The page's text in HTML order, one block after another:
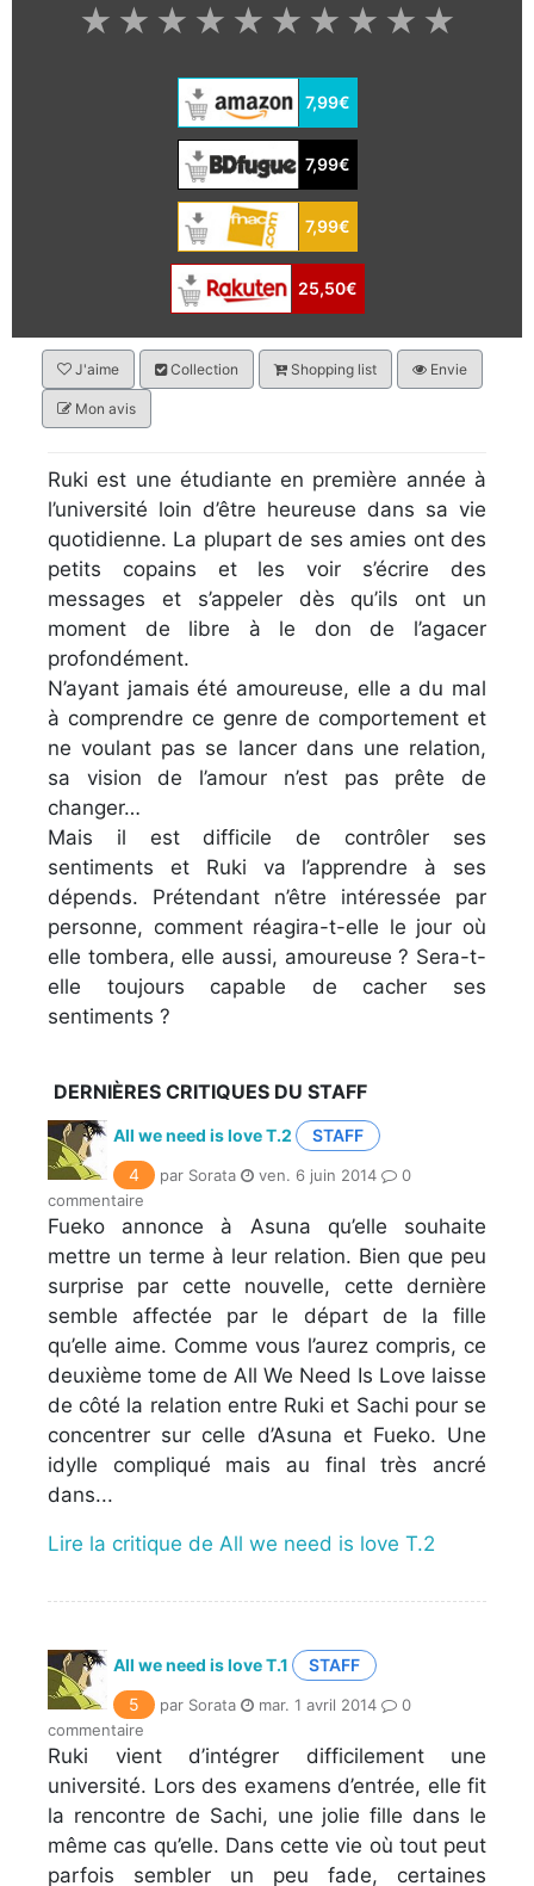
★
★
★
★
★
★
★
★
★
★
7,99€
7,99€
7,99€
25,50€
J'aime Collection Shopping list Envie
Mon avis
Ruki est une étudiante en première année à
l’université loin d’être heureuse dans sa vie
quotidienne. La plupart de ses amies ont des
petits copains et les voir s’écrire des
messages et s’appeler dès qu’ils ont un
moment de libre à le don de l’agacer
profondément.
N’ayant jamais été amoureuse, elle a du mal
à comprendre ce genre de comportement et
ne voulant pas se lancer dans une relation,
sa vision de l’amour n’est pas prête de
changer…
Mais il est difficile de contrôler ses
sentiments et Ruki va l’apprendre à ses
dépends. Prétendant n’être intéressée par
personne, comment réagira-t-elle le jour où
elle tombera, elle aussi, amoureuse ? Sera-t-
elle toujours capable de cacher ses
sentiments ?
DERNIÈRES CRITIQUES DU STAFF
All we need is love T.2
STAFF
4
par Sorata ven. 6 juin 2014
0
commentaire
Fueko annonce à Asuna qu’elle souhaite
mettre un terme à leur relation. Bien que peu
surprise par cette nouvelle, cette dernière
semble affectée par le départ de la fille
qu’elle aime. Comme vous l’aurez compris, ce
deuxième tome de All We Need Is Love laisse
de côté la relation entre Ruki et Sachi pour se
concentrer sur celle d’Asuna et Fueko. Une
idylle compliqué mais au final très ancré
dans...
Lire la critique de All we need is love T.2
All we need is love T.1
STAFF
5
par Sorata mar. 1 avril 2014
0
commentaire
Ruki vient d’intégrer difficilement une
université. Lors des examens d’entrée, elle fit
la rencontre de Sachi, une jolie fille dans le
même cas qu’elle. Dans cette vie où tout peut
parfois sembler un peu fade, certaines